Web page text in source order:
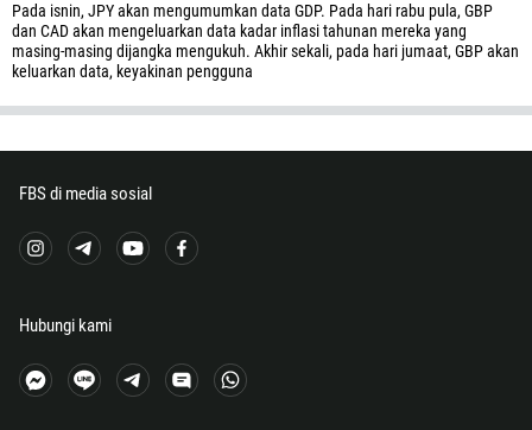
Pada isnin, JPY akan mengumumkan data GDP. Pada hari rabu pula, GBP
dan CAD akan mengeluarkan data kadar inflasi tahunan mereka yang
masing-masing dijangka mengukuh. Akhir sekali, pada hari jumaat, GBP akan
keluarkan data, keyakinan pengguna
FBS di media sosial
Hubungi kami
673
359
226
1
236
235